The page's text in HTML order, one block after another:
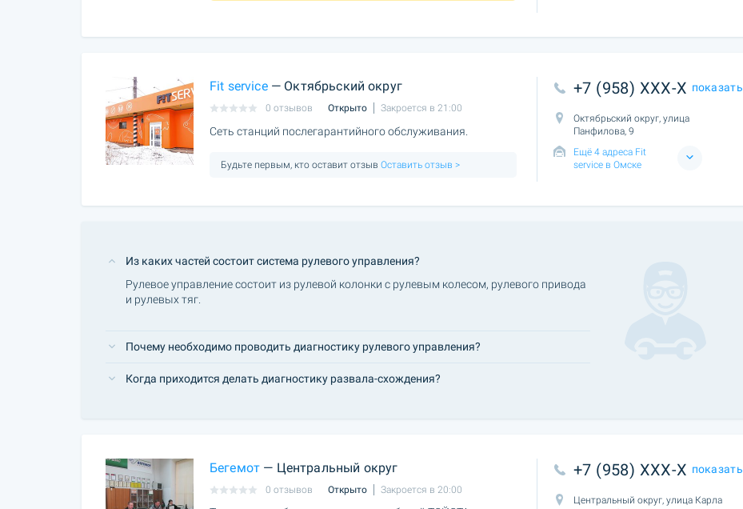
Fit service— Октябрьский округ
0 отзывов Открыто Закроется в 21:00
Сеть станций послегарантийного обслуживания.
Будьте первым, кто оставит отзыв Оставить отзыв >
+7 (958) XXX-X показать
Октябрьский округ, улица
Панфилова, 9
Ещё 4 адреса Fit
service в Омске
Из каких частей состоит система рулевого управления?
Рулевое управление состоит из рулевой колонки с рулевым колесом, рулевого привода
и рулевых тяг.
Почему необходимо проводить диагностику рулевого управления?
Когда приходится делать диагностику развала-cхождения?
Бегемот — Центральный округ
0 отзывов Открыто Закроется в 20:00
+7 (958) XXX-X показать
Центральный округ, улица Карла